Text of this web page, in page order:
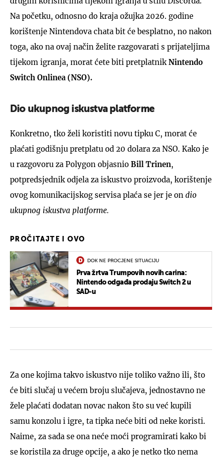
Na početku, odnosno do kraja ožujka 2026. godine
korištenje Nintendova chata bit će besplatno, no nakon
toga, ako na ovaj način želite razgovarati s prijateljima
tijekom igranja, morat ćete biti pretplatnik Nintendo
Switch Onlinea (NSO).
Dio ukupnog iskustva platforme
Konkretno, tko želi koristiti novu tipku C, morat će
plaćati godišnju pretplatu od 20 dolara za NSO. Kako je
u razgovoru za Polygon objasnio Bill Trinen,
potpredsjednik odjela za iskustvo proizvoda, korištenje
ovog komunikacijskog servisa plaća se jer je on dio
ukupnog iskustva platforme.
PROČITAJTE I OVO
DOK NE PROCJENE SITUACIJU
Prva žrtva Trumpovih novih carina:
Nintendo odgađa prodaju Switch 2 u
SAD-u
Za one kojima takvo iskustvo nije toliko važno ili, što
će biti slučaj u većem broju slučajeva, jednostavno ne
žele plaćati dodatan novac nakon što su već kupili
samu konzolu i igre, ta tipka neće biti od neke koristi.
Naime, za sada se ona neće moći programirati kako bi
se koristila za druge opcije, a ako je netko tko nema